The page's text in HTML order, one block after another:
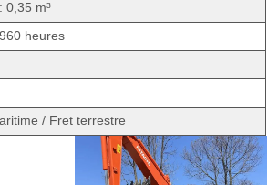
: 0,35 m³
heures
/ Fret terrestre